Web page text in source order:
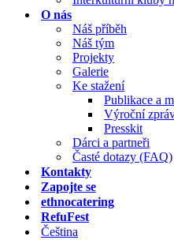
O nás
Náš příběh
Náš tým
Projekty
Galerie
Ke stažení
Publikace a
Výroční
Presskit
Dárci a partneři
Časté dotazy (FAQ)
Kontakty
Zapojte se
ethnocatering
RefuFest
Čeština